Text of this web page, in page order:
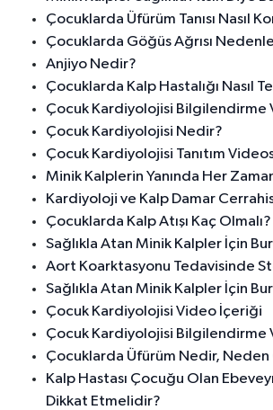
Çocuklarda Üfürüm Tanısı Nasıl
Çocuklarda Göğüs Ağrısı
Anjiyo Nedir?
Çocuklarda Kalp Hastalığı Nasıl
Çocuk Kardiyolojisi Bilgilendirme
Çocuk Kardiyolojisi Nedir?
Çocuk Kardiyolojisi Tanıtım
Minik Kalplerin Yanında Her
Kardiyoloji ve Kalp Damar
Çocuklarda Kalp Atışı Kaç Olmalı?
Sağlıkla Atan Minik Kalpler İçin
Aort Koarktasyonu Tedavisinde
Sağlıkla Atan Minik Kalpler İçin
Çocuk Kardiyolojisi Video İçeriği
Çocuk Kardiyolojisi Bilgilendirme
Çocuklarda Üfürüm Nedir,
Kalp Hastası Çocuğu Olan
Dikkat Etmelidir?